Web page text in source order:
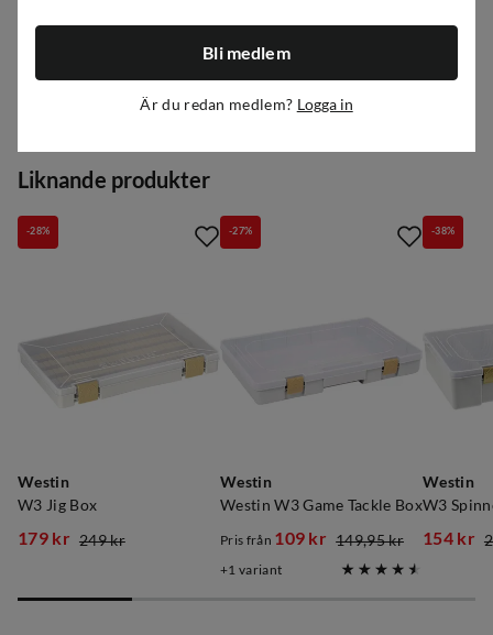
Leverantörens artikelnummer
Liknande produkter
Westin
W3 Jig Box
-28%
179 kr 249 kr
Westin
Westin W3 Game Tackle Box
-27%
discounted
Pris från 109 kr
original
149,95 kr
1 variant
Westin
W3
-38%
154 kr
Bli medlem
Är du redan medlem? Logga in